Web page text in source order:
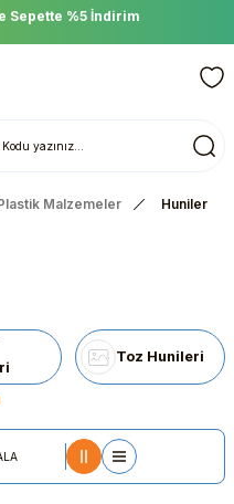
Sepette %5 İndirim
Malzemeler Huniler
Toz Hunileri